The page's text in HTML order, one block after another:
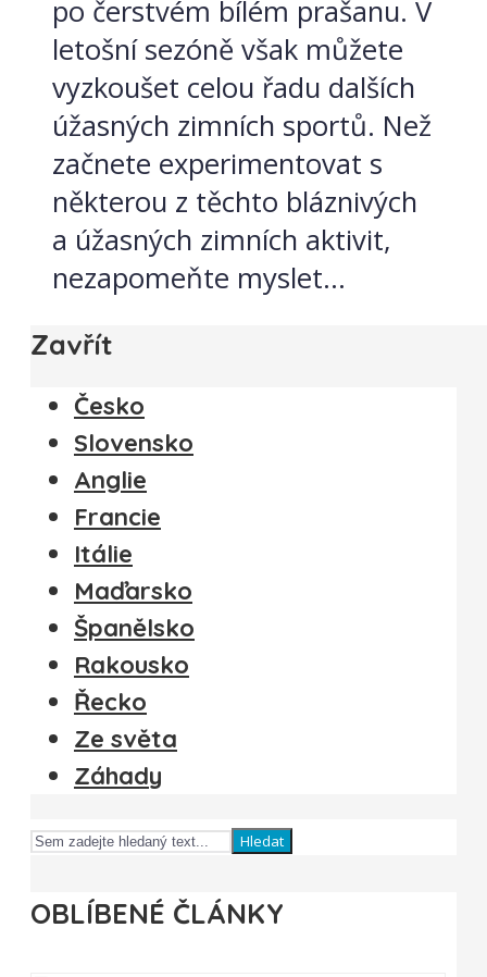
po čerstvém bílém prašanu. V
letošní sezóně však můžete
vyzkoušet celou řadu dalších
úžasných zimních sportů. Než
začnete experimentovat s
některou z těchto bláznivých
a úžasných zimních aktivit,
nezapomeňte myslet...
Zavřít
Česko
Slovensko
Anglie
Francie
Itálie
Maďarsko
Španělsko
Rakousko
Řecko
Ze světa
Záhady
Hledat
OBLÍBENÉ ČLÁNKY